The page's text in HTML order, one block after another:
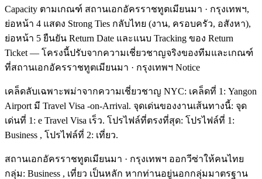
Capacity ตามเกณฑ์ สถานเอกอัครราชทูตเมียนมา · กรุงเทพฯ,
ย่อหน้า 4 แสดง Strong Ties กลับไทย (งาน, ครอบครัว, อสังหา),
ย่อหน้า 5 ยืนยัน Return Date และแนบ Tracking ของ Return
Ticket — โครงนี้ปรับจากความเชี่ยวชาญจริงของทีมและเกณฑ์
ที่สถานเอกอัครราชทูตเมียนมา · กรุงเทพฯ Notice
เคล็ดลับเฉพาะพม่าจากความเชี่ยวชาญ NYC: เคล็ดที่ 1: Yangon
Airport มี Travel Visa -on-Arrival. จุดเด่นของงานเส้นทางนี้: จุด
เด่นที่ 1: e Travel Visa เร็ว. โปรไฟล์ที่ตรงที่สุด: โปรไฟล์ที่ 1:
Business , โปรไฟล์ที่ 2: เที่ยว.
สถานเอกอัครราชทูตเมียนมา · กรุงเทพฯ ออกวีซ่าให้คนไทย
กลุ่ม: Business , เที่ยว เป็นหลัก หากท่านอยู่นอกกลุ่มมาตรฐาน